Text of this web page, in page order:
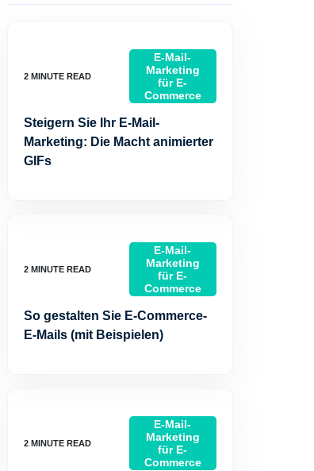
E-Mail-
Marketing
für E-
Commerce
Steigern Sie Ihr E-Mail-
Marketing: Die Macht animierter
GIFs
E-Mail-
Marketing
für E-
Commerce
So gestalten Sie E-Commerce-
E-Mails (mit Beispielen)
E-Mail-
Marketing
für E-
Commerce